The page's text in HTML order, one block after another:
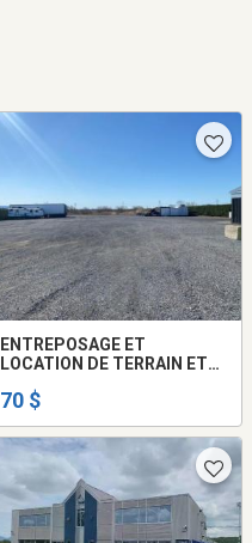
ENTREPOSAGE ET
LOCATION DE TERRAIN ET
70 $